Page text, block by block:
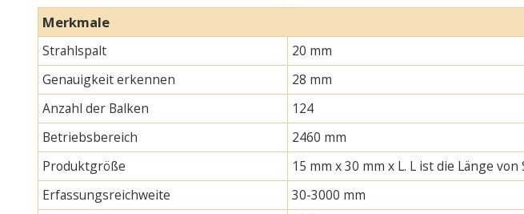
Merkmale
Strahlspalt
20 mm
Genauigkeit erkennen
28 mm
Anzahl der Balken
124
Betriebsbereich
2460 mm
Produktgröße
15 mm x 30 mm x L. L ist die Länge
Erfassungsreichweite
30-3000 mm